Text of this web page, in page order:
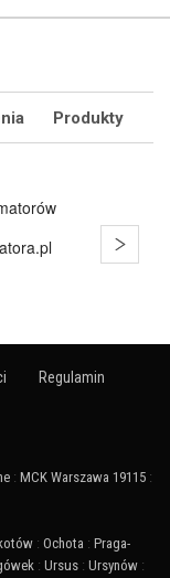
Produkty
Regulamin
: MCK Warszawa 19115 :
: Ochota : Praga-
: Ursus : Ursynów :